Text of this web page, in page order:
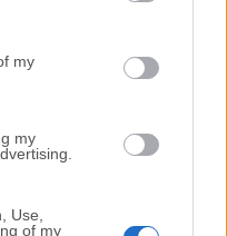
my
my
Use,
of my